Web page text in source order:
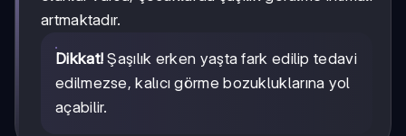
artmaktadır.
Dikkat! Şaşılık erken yaşta fark edilip tedavi
edilmezse, kalıcı görme bozukluklarına yol
açabilir.